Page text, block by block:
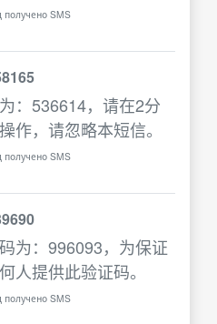
получено SMS
：536614，请在2分
作，请忽略本短信。
получено SMS
为：996093，为保证
人提供此验证码。
получено SMS